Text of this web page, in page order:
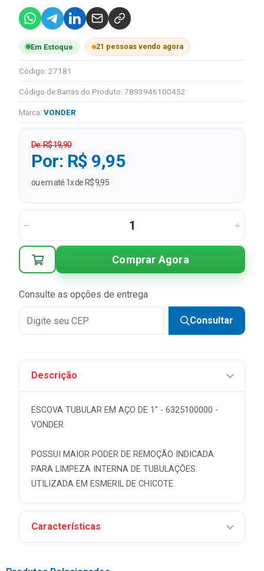
Em Estoque 21 pessoas vendo agora
Código: 27181
Código de Barras do Produto: 7893946100452
Marca: VONDER
De: R$ 19,90
Por: R$ 9,95
ou em até 1x de R$ 9,95
Comprar Agora
Consulte as opções de entrega
Consultar
Descrição
ESCOVA TUBULAR EM AÇO DE 1" - 6325100000 -
VONDER
POSSUI MAIOR PODER DE REMOÇÃO INDICADA
PARA LIMPEZA INTERNA DE TUBULAÇÕES.
UTILIZADA EM ESMERIL DE CHICOTE.
Características